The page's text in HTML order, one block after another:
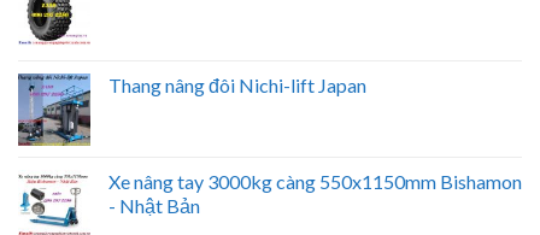
Thang nâng đôi Nichi-lift Japan
Xe nâng tay 3000kg càng 550x1150mm Bishamon
- Nhật Bản